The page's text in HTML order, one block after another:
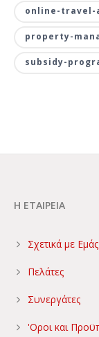
online-travel-
property-
subsidy-
Η ΕΤΑΙΡΕΙΑ
Σχετικά με Εμάς
Πελάτες
Συνεργάτες
'Οροι και